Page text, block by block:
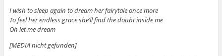
I wish to sleep again to dream her fairytale once more
To feel her endless grace she’ll find the doubt inside me
Oh let me dream
[MEDIA nicht gefunden]